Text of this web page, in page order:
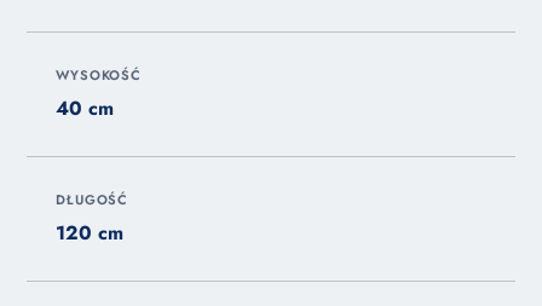
WYSOKOŚĆ
40 cm
DŁUGOŚĆ
120 cm